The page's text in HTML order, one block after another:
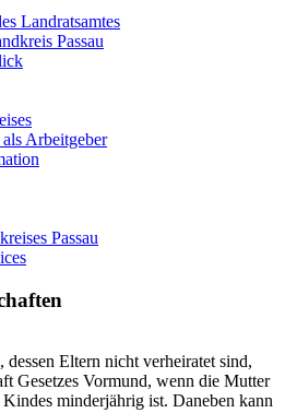
Landratsamtes
Passau
Arbeitgeber
Passau
Eltern nicht verheiratet sind,
Gesetzes Vormund, wenn die Mutter
minderjährig ist. Daneben kann